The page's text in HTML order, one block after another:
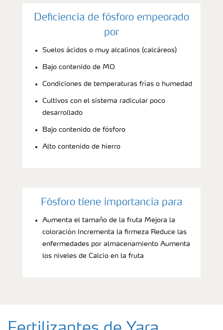
Deficiencia de fósforo empeorado
por
Suelos ácidos o muy alcalinos (calcáreos)
Bajo contenido de MO
Condiciones de temperaturas frías o humedad
Cultivos con el sistema radicular poco
desarrollado
Bajo contenido de fósforo
Alto contenido de hierro
Fósforo tiene importancia para
Aumenta el tamaño de la fruta Mejora la
coloración Incrementa la firmeza Reduce las
enfermedades por almacenamiento Aumenta
los niveles de Calcio en la fruta